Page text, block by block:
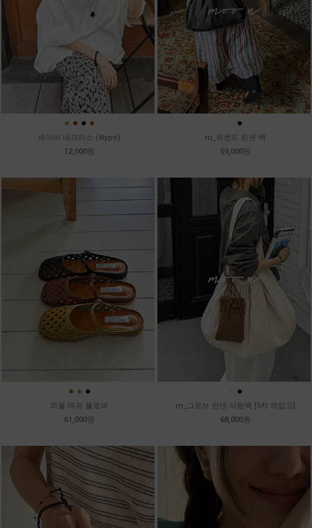
● ● ● ●
세이바 네크리스 (4type)
12,000원
●
m_위켄드 린넨 백
59,000원
● ● ●
와플 메쉬 블로퍼
61,000원
●
m_그로브 린넨 셔링백 [5차 재입고]
68,000원